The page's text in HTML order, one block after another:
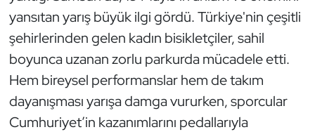
yansıtan yarış büyük ilgi gördü. Türkiye'nin çeşitli
şehirlerinden gelen kadın bisikletçiler, sahil
boyunca uzanan zorlu parkurda mücadele etti.
Hem bireysel performanslar hem de takım
dayanışması yarışa damga vururken, sporcular
Cumhuriyet’in kazanımlarını pedallarıyla
İşitme Engelli Sporcular
Judo ve Kuraş
Kano ve Rafting
Karate